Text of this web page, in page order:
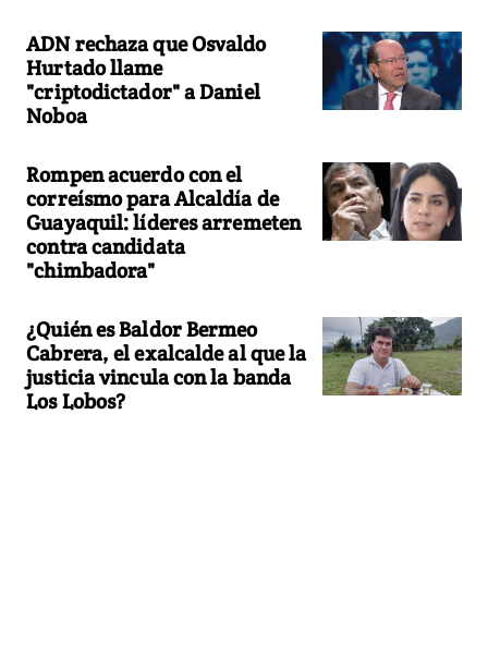
ADN rechaza que Osvaldo
Hurtado llame
"criptodictador" a Daniel
Noboa
Rompen acuerdo con el
correísmo para Alcaldía de
Guayaquil: líderes arremeten
contra candidata
"chimbadora"
¿Quién es Baldor Bermeo
Cabrera, el exalcalde al que la
justicia vincula con la banda
Los Lobos?